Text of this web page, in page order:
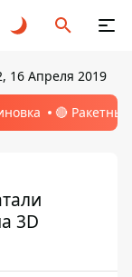
16 Апреля 2019
🔴
3D